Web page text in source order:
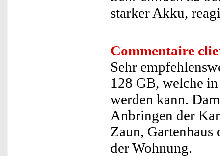
starker Akku,
Commentaire
Sehr
128 GB, welche
werden kann.
Anbringen der
Zaun, Gartenhaus
der Wohnung.